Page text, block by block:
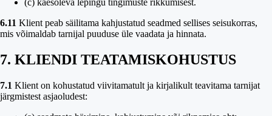
(c) käesoleva lepingu tingimuste rikkumisest.
6.11 Klient peab säilitama kahjustatud seadmed sellises seisukorras,
mis võimaldab tarnijal puuduse üle vaadata ja hinnata.
7. KLIENDI TEATAMISKOHUSTUS
7.1 Klient on kohustatud viivitamatult ja kirjalikult teavitama tarnijat
järgmistest asjaoludest: